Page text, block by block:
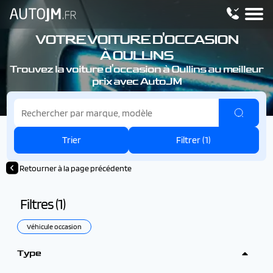
VOTRE VOITURE D'OCCASION
À OULLINS
Trouvez la voiture d'occasion à Oullins au meilleur
prix avec AutoJM
Trier Filtrer (1)
Retourner à la page précédente
Filtres (1)
Véhicule occasion
Type